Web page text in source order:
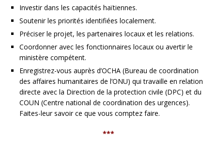
Investir dans les capacités haïtiennes.
Soutenir les priorités identifiées localement.
Préciser le projet, les partenaires locaux et les relations.
Coordonner avec les fonctionnaires locaux ou avertir le
ministère compétent.
Enregistrez-vous auprès d’OCHA (Bureau de coordination
des affaires humanitaires de l’ONU) qui travaille en relation
directe avec la Direction de la protection civile (DPC) et du
COUN (Centre national de coordination des urgences).
Faites-leur savoir ce que vous comptez faire.
***